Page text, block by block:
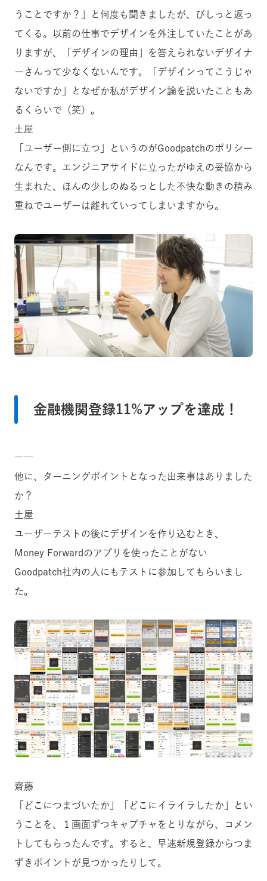
うことですか？」と何度も聞きましたが、びしっと返っ
てくる。以前の仕事でデザインを外注していたことがあ
りますが、「デザインの理由」を答えられないデザイナ
ーさんって少なくないんです。「デザインってこうじゃ
ないですか」となぜか私がデザイン論を説いたこともあ
るくらいで（笑）。
土屋
「ユーザー側に立つ」というのがGoodpatchのポリシー
なんです。エンジニアサイドに立ったがゆえの妥協から
生まれた、ほんの少しのぬるっとした不快な動きの積み
重ねでユーザーは離れていってしまいますから。
金融機関登録11%アップを達成！
――
他に、ターニングポイントとなった出来事はありました
か？
土屋
ユーザーテストの後にデザインを作り込むとき、
Money Forwardのアプリを使ったことがない
Goodpatch社内の人にもテストに参加してもらいまし
た。
齋藤
「どこにつまづいたか」「どこにイライラしたか」とい
うことを、１画面ずつキャプチャをとりながら、コメン
トしてもらったんです。すると、早速新規登録からつま
ずきポイントが見つかったりして。